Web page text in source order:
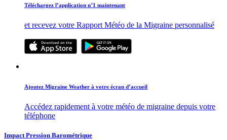
Téléchargez l’application n°1 maintenant
et recevez votre Rapport Météo de la Migraine personnalisé
Ajoutez Migraine Weather à votre écran d’accueil
Accédez rapidement à votre météo de migraine depuis votre
téléphone
Impact Pression Barométrique